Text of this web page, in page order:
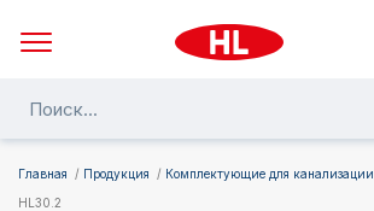
Главная Продукция Комплектующие для канализации
HL30.2